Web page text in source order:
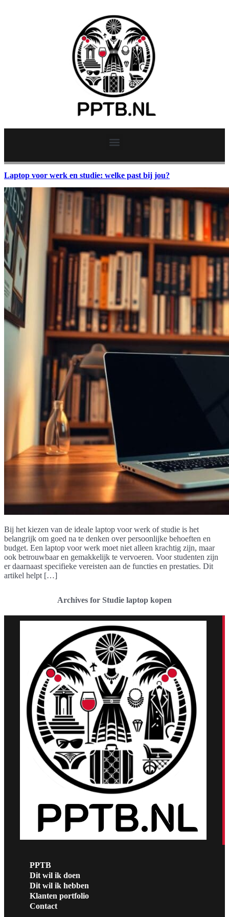
Laptop voor werk en studie: welke past bij jou?
Bij het kiezen van de ideale laptop voor werk of studie is het
belangrijk om goed na te denken over persoonlijke behoeften en
budget. Een laptop voor werk moet niet alleen krachtig zijn, maar
ook betrouwbaar en gemakkelijk te vervoeren. Voor studenten zijn
er daarnaast specifieke vereisten aan de functies en prestaties. Dit
artikel helpt […]
Archives for Studie laptop kopen
PPTB
Dit wil ik doen
Dit wil ik hebben
Klanten portfolio
Contact